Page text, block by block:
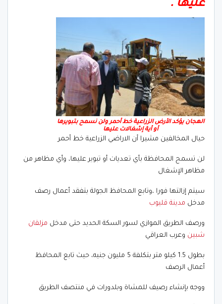
عليها .
الهجان يؤكد الأرض الزراعية خط أحمر ولن نسمح بتبويرها
أو أية إشغالات عليها
حيال المخالفين مشيرا أن الاراضي الزراعية خط أحمر
لن تسمح المحافظة بأي تعديات أو تبوير عليها، وأي مظاهر من
مظاهر الإشغال
سيتم إزالتها فورا ،وتابع المحافظ الجولة بتفقد أعمال رصف
مدخل مدينة قليوب
ورصف الطريق الموازي لسور السكة الحديد حتى مدخل مزلقان
شبين وعرب العراقي
بطول 1.5 كيلو متر بتكلفة 5 مليون جنيه، حيث تابع المحافظ
أعمال الرصف
ووجه بإنشاء رصيف للمشاة وبلدورات في منتصف الطريق